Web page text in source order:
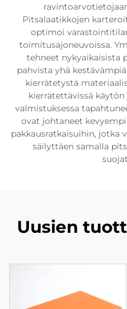
Pitsalaatikkojen
optimoi
toimitusajoneuvoissa.
tehneet nykyaikaisista
pahvista yhä
kierrätetystä
kierrätettävissä
valmistuksessa
ovat johtaneet
pakkausratkaisuihin, jotka
säilyttäen samalla
Uusien